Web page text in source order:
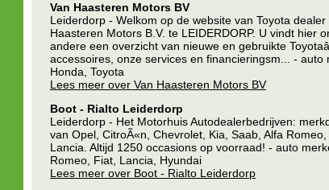
Van Haasteren Motors BV
Leiderdorp - Welkom op de website van Toyota dealer
Haasteren Motors B.V. te LEIDERDORP. U vindt hier
andere een overzicht van nieuwe en gebruikte
accessoires, onze services en financieringsm... - auto
Honda, Toyota
Lees meer over Van Haasteren Motors BV
Boot - Rialto Leiderdorp
Leiderdorp - Het Motorhuis Autodealerbedrijven:
van Opel, CitroÃ«n, Chevrolet, Kia, Saab, Alfa Romeo,
Lancia. Altijd 1250 occasions op voorraad! - auto
Romeo, Fiat, Lancia, Hyundai
Lees meer over Boot - Rialto Leiderdorp